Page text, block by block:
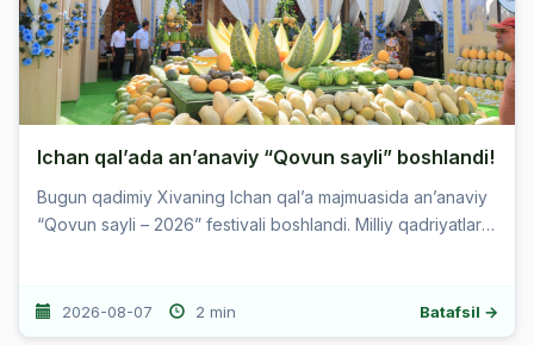
Ichan qal’ada an’anaviy “Qovun sayli” boshlandi!
Bugun qadimiy Xivaning Ichan qal’a majmuasida an’anaviy
“Qovun sayli – 2026” festivali boshlandi. Milliy qadriyatlar,
2026-08-07 2 min Batafsil →